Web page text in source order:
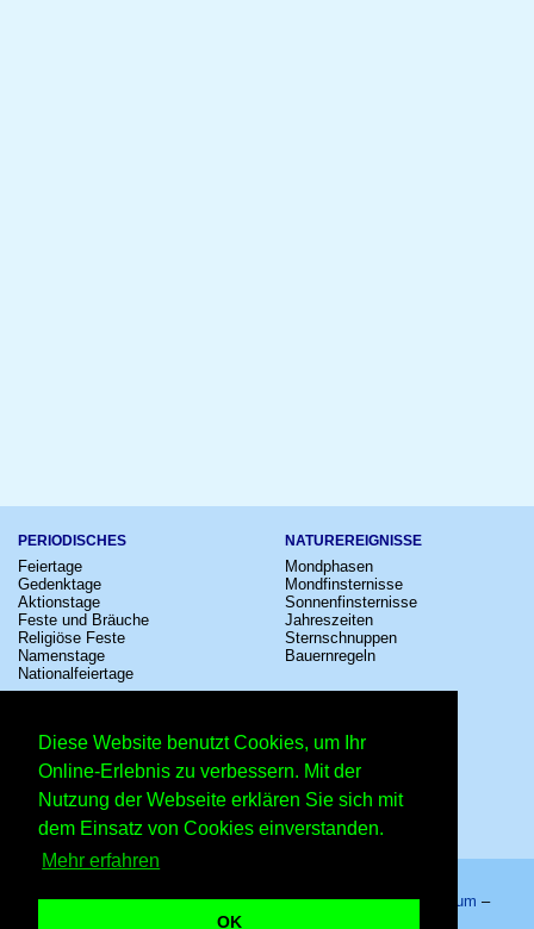
Diese Website benutzt Cookies, um Ihr
Online-Erlebnis zu verbessern. Mit der
Nutzung der Webseite erklären Sie sich mit
dem Einsatz von Cookies einverstanden.
Mehr erfahren
OK
PERIODISCHES
Feiertage
Gedenktage
Aktionstage
Feste und Bräuche
Religiöse Feste
Namenstage
Nationalfeiertage
NATUREREIGNISSE
Mondphasen
Mondfinsternisse
Sonnenfinsternisse
Jahreszeiten
Sternschnuppen
Bauernregeln
Kinostarts
Festivals
Großevents
Fußball
Comedy
Shows
Sternzeichen
Schalttage
Wahltage
Messen
Erinnerungen
Volksfeste
Startseite–Kalender–Lexikon–App–Sitemap–Impressum –
Datenschutzhinweis